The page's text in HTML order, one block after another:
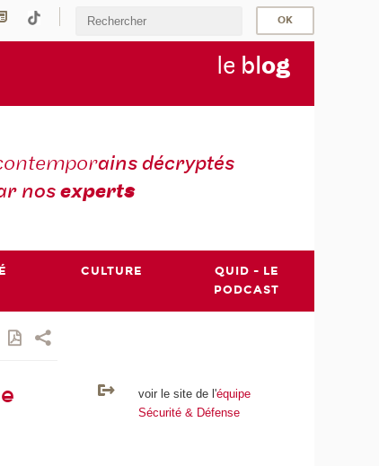
le blog
ains décryptés
nosexperts
CULTURE
QUID - LE
PODCAST
voir le site de l'équipe
Sécurité & Défense